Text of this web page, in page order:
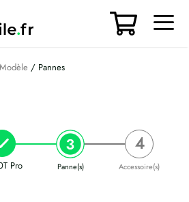
Modèle / Pannes
Pro Panne(s) Accessoire(s)